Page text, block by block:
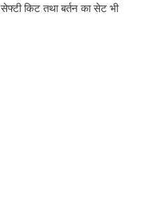
किट तथा बर्तन का सेट भी